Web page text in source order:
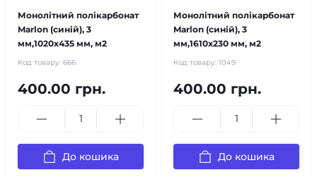
Монолітний полікарбонат
Marlon (синій), 3
мм,1020х435 мм, м2
Код товару: 666
400.00 грн.
До кошика
Монолітний полікарбонат
Marlon (синій), 3
мм,1610х230 мм, м2
Код товару: 1049
400.00 грн.
До кошика